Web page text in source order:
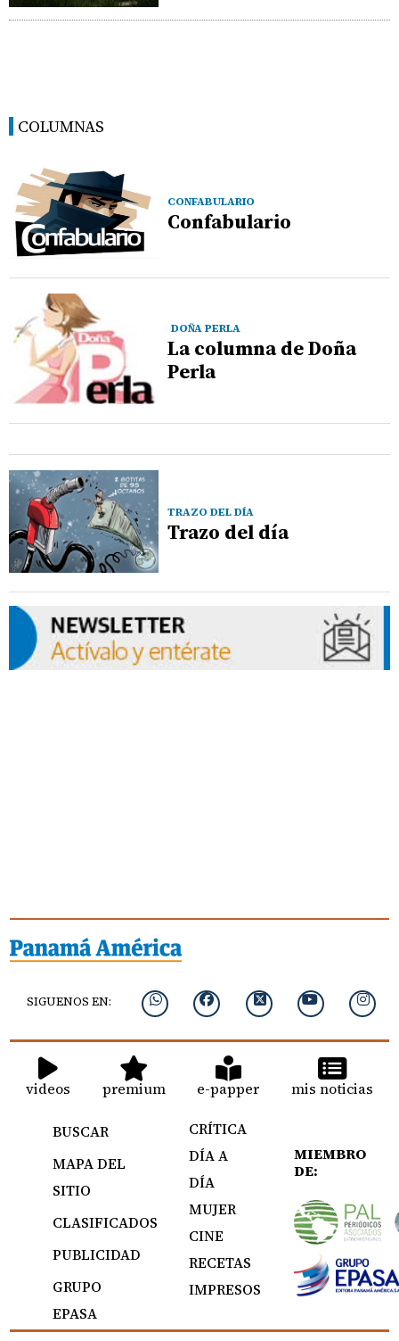
COLUMNAS
CONFABULARIO
Confabulario
DOÑA PERLA
La columna de Doña
Perla
TRAZO DEL DÍA
Trazo del día
SIGUENOS EN:
videos premium e-papper mis noticias
BUSCAR
MAPA DEL
SITIO
CLASIFICADOS
PUBLICIDAD
GRUPO
EPASA
CRÍTICA
DÍA A
DÍA
MUJER
CINE
RECETAS
IMPRESOS
MIEMBRO
DE: